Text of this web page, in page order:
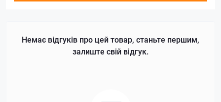
Немає відгуків про цей товар, станьте першим,
залиште свій відгук.